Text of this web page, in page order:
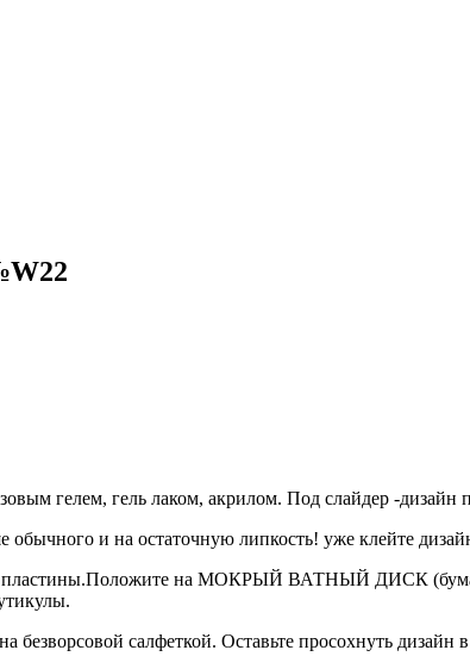
гелем, гель лаком, акрилом. Под слайдер -дизайн
и на остаточную липкость! уже клейте
пластины.Положите на МОКРЫЙ ВАТНЫЙ ДИСК
безворсовой салфеткой. Оставьте просохнуть дизайн